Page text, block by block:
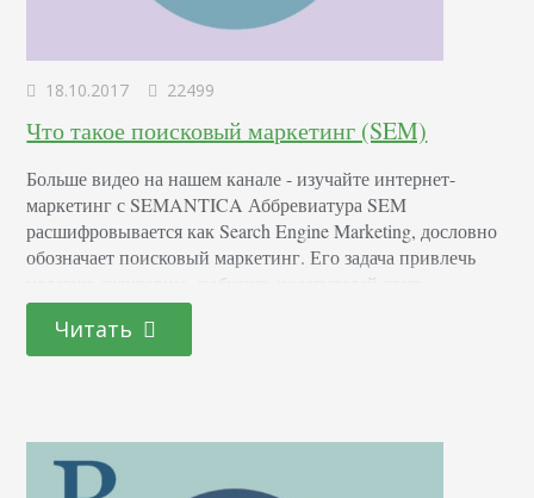
18.10.2017 22499
Что такое поисковый маркетинг (SEM)
Больше видео на нашем канале - изучайте интернет-
маркетинг с SEMANTICA Аббревиатура SEM
расшифровывается как Search Engine Marketing, дословно
обозначает поисковый маркетинг. Его задача привлечь
целевую аудиторию, побудить посетителей стать
клиентами компании. Главным образом это достигается
при помощи SEO (поисковой оптимизации) и SEА
(контекстной рекламы). Есть и другие методы, которые
Читать